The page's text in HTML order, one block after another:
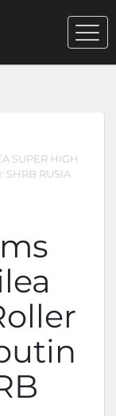
SUPER HIGH
SHRB RUSIA